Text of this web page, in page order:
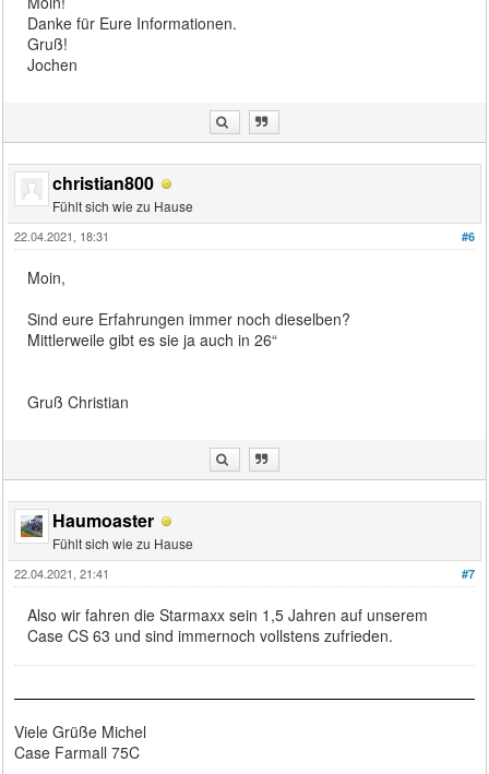
Danke für Eure Informationen.
Gruß!
Jochen
christian800
Fühlt sich wie zu Hause
#6
22.04.2021, 18:31
Moin,
Sind eure Erfahrungen immer noch dieselben?
Mittlerweile gibt es sie ja auch in 26“
Gruß Christian
Haumoaster
Fühlt sich wie zu Hause
#7
22.04.2021, 21:41
Also wir fahren die Starmaxx sein 1,5 Jahren auf unserem
Case CS 63 und sind immernoch vollstens zufrieden.
Viele Grüße Michel
Case Farmall 75C